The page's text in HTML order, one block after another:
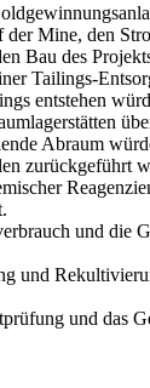
der Mine, den
Bau des
Tailings-
entstehen
Abraum
zurückgeführt
und die
und
und das